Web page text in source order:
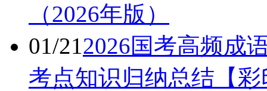
（2026年版）
01/212026国考高频成
考点知识归纳总结【彩